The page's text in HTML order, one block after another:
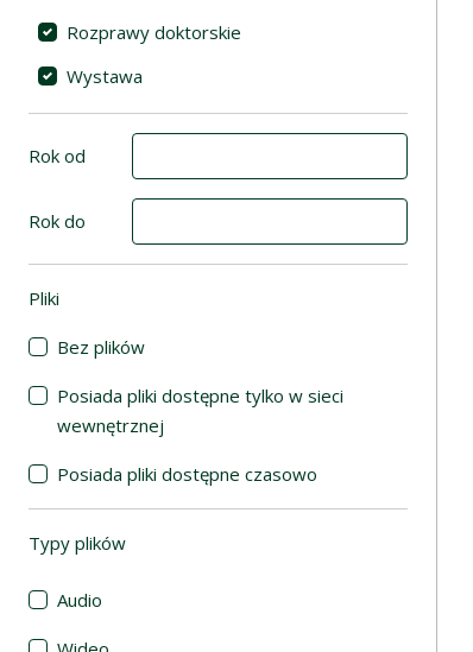
Rozprawy doktorskie
Wystawa
Rok od
Rok do
Pliki
Bez plików
Posiada pliki dostępne tylko w sieci
wewnętrznej
Posiada pliki dostępne czasowo
Typy plików
Audio